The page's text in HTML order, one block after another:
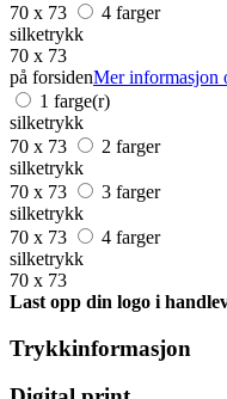
70 x 73
4 farger
silketrykk
70 x 73
på forsidenMer informasjon
1 farge(r)
silketrykk
70 x 73
2 farger
silketrykk
70 x 73
3 farger
silketrykk
70 x 73
4 farger
silketrykk
70 x 73
Last opp din logo i
Trykkinformasjon